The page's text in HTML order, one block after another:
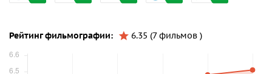
Рейтинг фильмографии: 6.35 (7 фильмов )